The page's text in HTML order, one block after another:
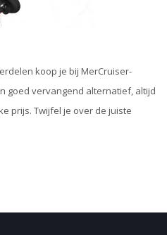
koop je bij MerCruiser-
goed vervangend alternatief, altijd
prijs. Twijfel je over de juiste